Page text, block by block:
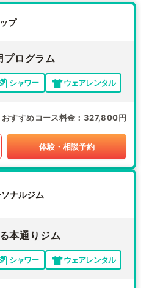
プ
プログラム
シャワー ウェアレンタル
おすすめコース料金 327,800円
体験・相談予約
ナルジム
本通りジム
シャワー ウェアレンタル